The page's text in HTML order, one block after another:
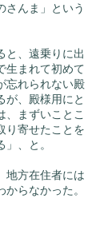
さんま」という
と、遠乗りに出
生まれて初めて
忘れられない殿
が、殿様用にと
、まずいことこ
り寄せたことを
、と。
地方在住者には
らなかった。